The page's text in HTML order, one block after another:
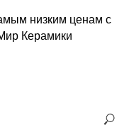
низким ценам с
Керамики